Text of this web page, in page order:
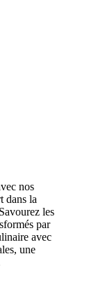
nos
dans la
les
par
avec
une